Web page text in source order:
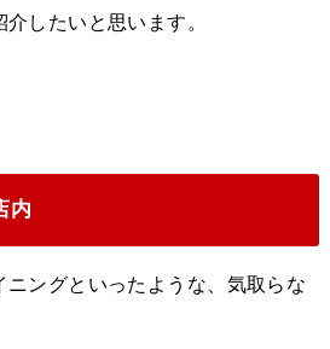
したいと思います。
内
ニングといったような、気取らな